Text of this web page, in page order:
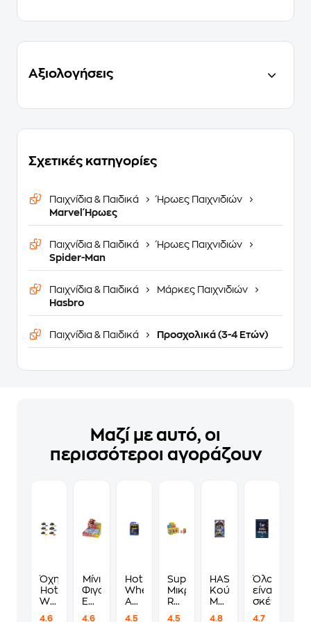
Αξιολογήσεις
Σχετικές κατηγορίες
Παιχνίδια & Παιδικά
Ήρωες Παιχνιδιών
Marvel Ήρωες
Παιχνίδια & Παιδικά
Ήρωες Παιχνιδιών
Spider-Man
Παιχνίδια & Παιδικά
Μάρκες Παιχνιδιών
Hasbro
Παιχνίδια & Παιδικά Προσχολικά (3-4 Ετών)
Μαζί με αυτό, οι
περισσότεροι αγοράζουν
Όχημα
Hot
Wheels
4.6
Μίνι
Φιγούρες
Έκπληξη
4.6
Hot
Wheels
Αυτοκινητάκια
4.5
Superthings
Μικροπλάσματα
Rescue
4.5
HASBRO
Κούκλα
Marve
4.8
Όλα
είναι
σκέψεις
4.7